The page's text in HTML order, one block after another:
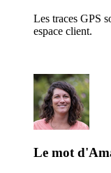
Les traces GPS
espace client.
Le mot